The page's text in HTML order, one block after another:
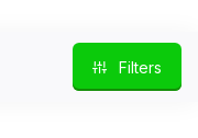
Filters